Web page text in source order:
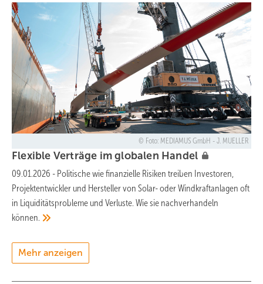
Foto: MEDIAMUS GmbH - J. MUELLER
Flexible Verträge im globalen Handel
09.01.2026 - Politische wie finanzielle Risiken treiben Investoren,
Projektentwickler und Hersteller von Solar- oder Windkraftanlagen oft
in Liquiditätsprobleme und Verluste. Wie sie nachverhandeln
können.
Mehr anzeigen